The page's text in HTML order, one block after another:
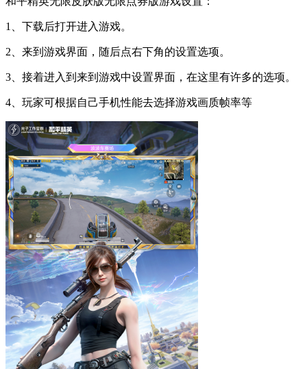
1、下载后打开进入游戏。
2、来到游戏界面，随后点右下角的设置选项。
3、接着进入到来到游戏中设置界面，在这里有许多的选项。
4、玩家可根据自己手机性能去选择游戏画质帧率等